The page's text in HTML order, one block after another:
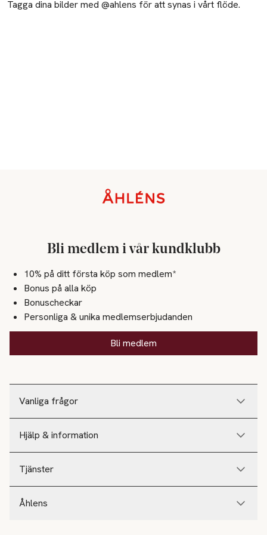
Tagga dina bilder med @ahlens för att synas i vårt flöde.
Vanliga frågor
Hjälp & information
Tjänster
Åhlens
Bli medlem i vår kundklubb
10% på ditt första köp som medlem*
Bonus på alla köp
Bonuscheckar
Personliga & unika medlemserbjudanden
Bli medlem